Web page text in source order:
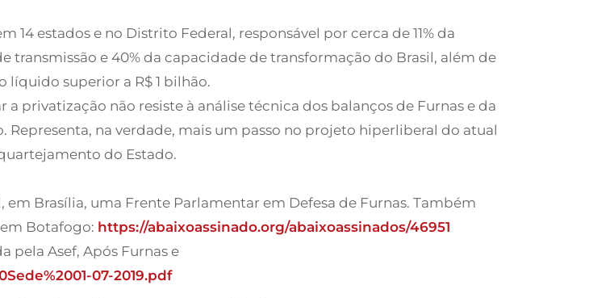
14 estados e no Distrito Federal, responsável por cerca de 11% da
transmissão e 40% da capacidade de transformação do Brasil, além de
líquido superior a R$ 1 bilhão.
privatização não resiste à análise técnica dos balanços de Furnas e da
na verdade, mais um passo no projeto hiperliberal do atual
do Estado.
em Brasília, uma Frente Parlamentar em Defesa de Furnas. Também
Botafogo: https://abaixoassinado.org/abaixoassinados/46951
pela Asef, Após Furnas e
07-2019.pdf